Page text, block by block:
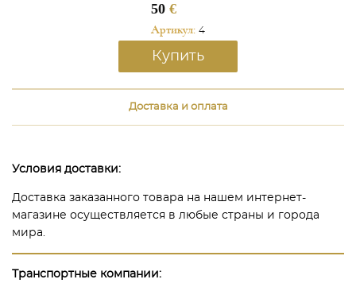
50 €
Артикул: 4
Купить
Доставка и оплата
Условия доставки:
Доставка заказанного товара на нашем интернет-
магазине осуществляется в любые страны и города
мира.
Транспортные компании: